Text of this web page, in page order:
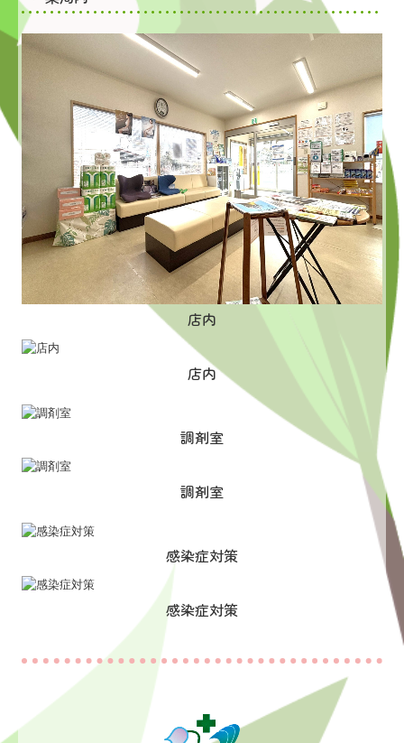
店内
店内
調剤室
調剤室
感染症対策
感染症対策